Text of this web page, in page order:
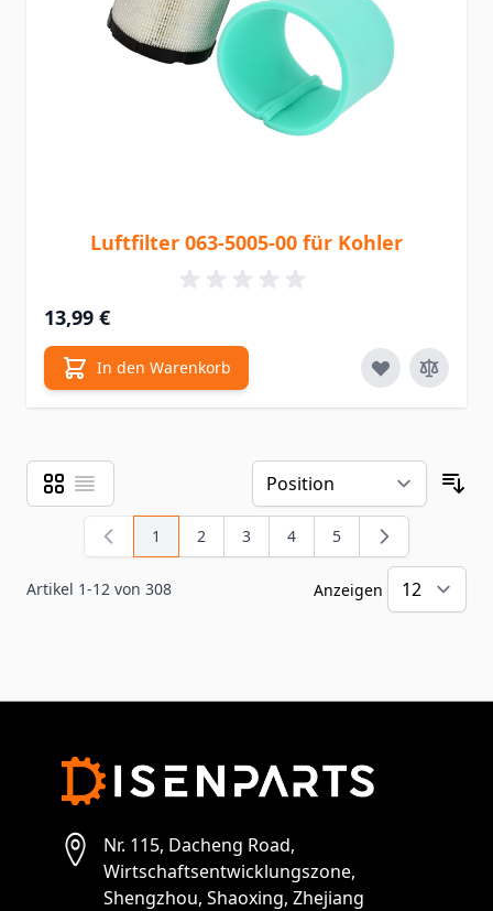
Luftfilter 063-5005-00 für Kohler
13,99 €
In den Warenkorb
Ansicht als
Raster
Liste
Artikel 1-12 von 308
Sie lesen gerade Seite
1 Seite
2 Seite
3 Seite
4 Seite
5
Anzeigen
Nr. 115, Dacheng Road,
Wirtschaftsentwicklungszone,
Shengzhou, Shaoxing, Zhejiang